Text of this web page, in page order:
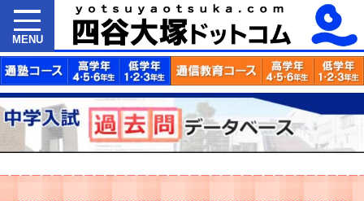
MENU